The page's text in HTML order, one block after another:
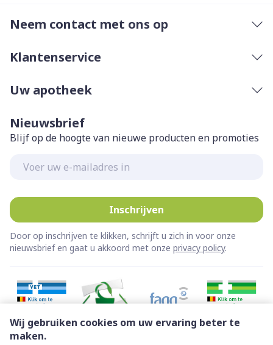
Wij gebruiken cookies om uw ervaring beter te
maken.
Neem contact met ons op
Klantenservice
Uw apotheek
Nieuwsbrief
Blijf op de hoogte van nieuwe producten en promoties
Inschrijven
Door op inschrijven te klikken, schrijft u zich in voor onze
nieuwsbrief en gaat u akkoord met onze privacy policy.